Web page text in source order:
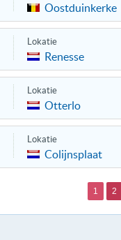
Oostduinkerke
Lokatie
Renesse
Lokatie
Otterlo
Lokatie
Colijnsplaat
1 2